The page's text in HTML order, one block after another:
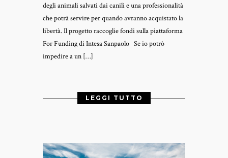
degli animali salvati dai canili e una professionalità
che potrà servire per quando avranno acquistato la
libertà. Il progetto raccoglie fondi sulla piattaforma
For Funding di Intesa Sanpaolo Se io potrò
impedire a un […]
LEGGI TUTTO